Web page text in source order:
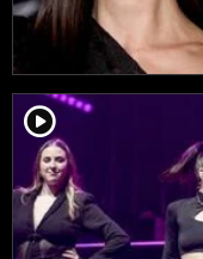
player2